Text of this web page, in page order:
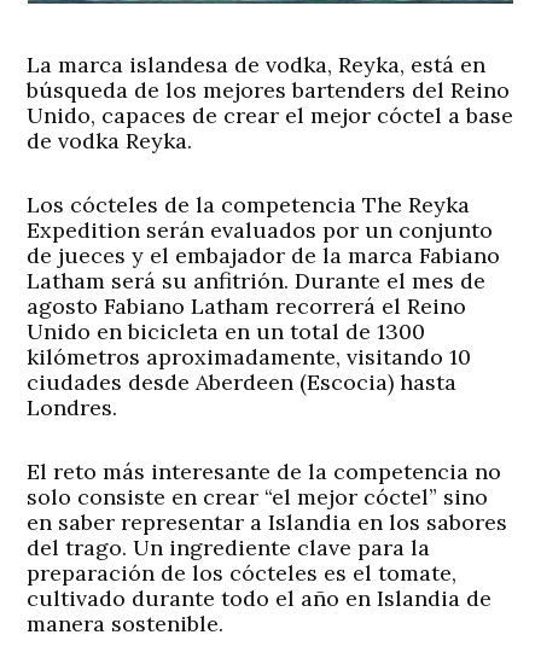
La marca islandesa de vodka, Reyka, está en
búsqueda de los mejores bartenders del Reino
Unido, capaces de crear el mejor cóctel a base
de vodka Reyka.
Los cócteles de la competencia The Reyka
Expedition serán evaluados por un conjunto
de jueces y el embajador de la marca Fabiano
Latham será su anfitrión. Durante el mes de
agosto Fabiano Latham recorrerá el Reino
Unido en bicicleta en un total de 1300
kilómetros aproximadamente, visitando 10
ciudades desde Aberdeen (Escocia) hasta
Londres.
El reto más interesante de la competencia no
solo consiste en crear “el mejor cóctel” sino
en saber representar a Islandia en los sabores
del trago. Un ingrediente clave para la
preparación de los cócteles es el tomate,
cultivado durante todo el año en Islandia de
manera sostenible.